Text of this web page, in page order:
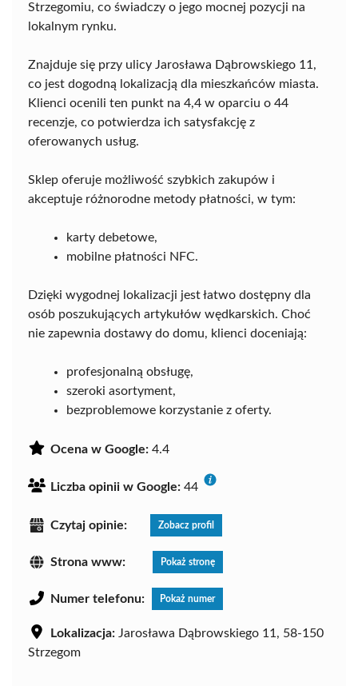
Strzegomiu, co świadczy o jego mocnej pozycji na
lokalnym rynku.
Znajduje się przy ulicy Jarosława Dąbrowskiego 11,
co jest dogodną lokalizacją dla mieszkańców miasta.
Klienci ocenili ten punkt na 4,4 w oparciu o 44
recenzje, co potwierdza ich satysfakcję z
oferowanych usług.
Sklep oferuje możliwość szybkich zakupów i
akceptuje różnorodne metody płatności, w tym:
karty debetowe,
mobilne płatności NFC.
Dzięki wygodnej lokalizacji jest łatwo dostępny dla
osób poszukujących artykułów wędkarskich. Choć
nie zapewnia dostawy do domu, klienci doceniają:
profesjonalną obsługę,
szeroki asortyment,
bezproblemowe korzystanie z oferty.
Ocena w Google: 4.4
Liczba opinii w Google: 44
Czytaj opinie: Zobacz profil
Strona www: Pokaż stronę
Numer telefonu: Pokaż numer
Lokalizacja: Jarosława Dąbrowskiego 11, 58-150
Strzegom